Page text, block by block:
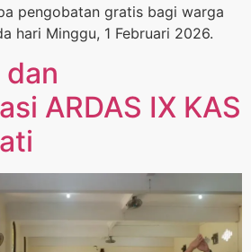
pengobatan gratis bagi warga
hari Minggu, 1 Februari 2026.
ARDAS IX KAS